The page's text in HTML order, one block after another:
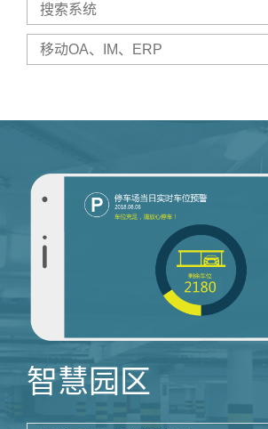
搜索系统
移动OA、IM、ERP
智慧园区